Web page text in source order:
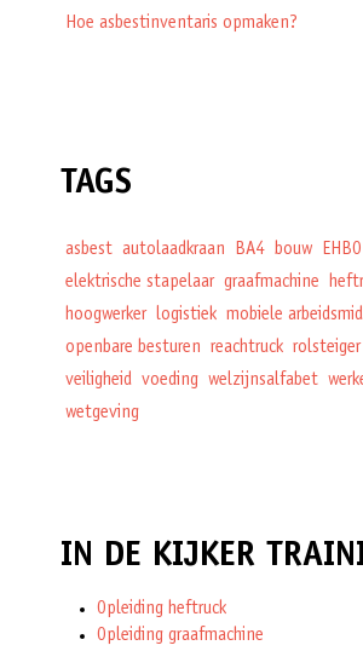
Hoe asbestinventaris opmaken?
TAGS
asbest autolaadkraan BA4 bouw
EHBO
elektrische stapelaar graafmachine
hoogwerker logistiek mobiele
openbare besturen reachtruck rolsteiger
veiligheid voeding welzijnsalfabet
wetgeving
IN DE KIJKER
Opleiding heftruck
Opleiding graafmachine